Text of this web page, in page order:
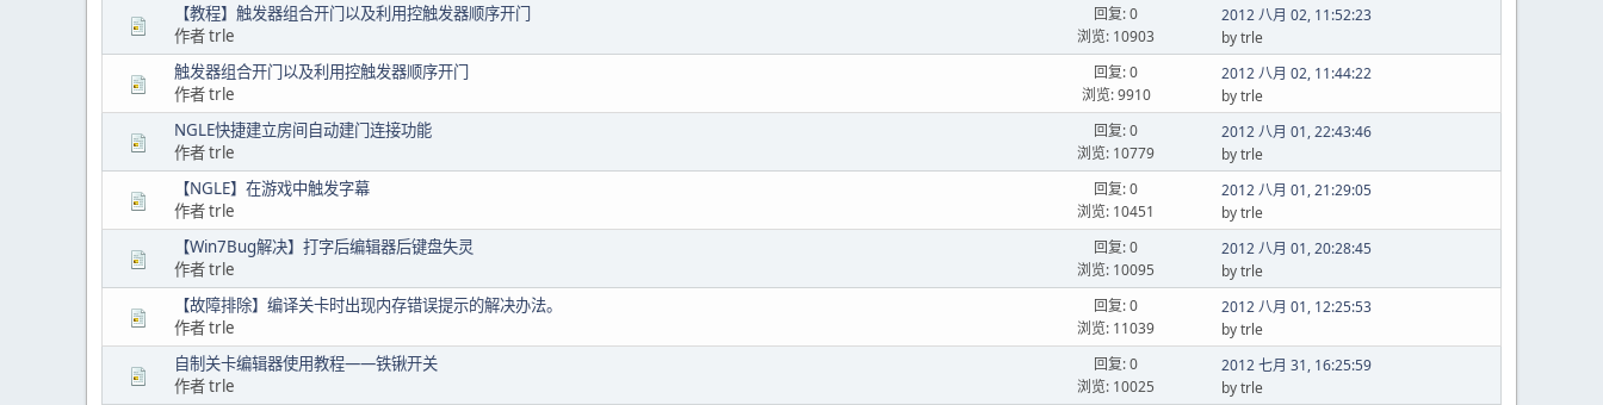
【教程】触发器组合开门以及利用控触发器顺序开门
作者 trle
回复: 0
浏览: 10903
2012 八月 02, 11:52:23
by trle
触发器组合开门以及利用控触发器顺序开门
作者 trle
回复: 0
浏览: 9910
2012 八月 02, 11:44:22
by trle
NGLE快捷建立房间自动建门连接功能
作者 trle
回复: 0
浏览: 10779
2012 八月 01, 22:43:46
by trle
【NGLE】在游戏中触发字幕
作者 trle
回复: 0
浏览: 10451
2012 八月 01, 21:29:05
by trle
【Win7Bug解决】打字后编辑器后键盘失灵
作者 trle
回复: 0
浏览: 10095
2012 八月 01, 20:28:45
by trle
【故障排除】编译关卡时出现内存错误提示的解决办法。
作者 trle
回复: 0
浏览: 11039
2012 八月 01, 12:25:53
by trle
自制关卡编辑器使用教程——铁锹开关
作者 trle
回复: 0
浏览: 10025
2012 七月 31, 16:25:59
by trle